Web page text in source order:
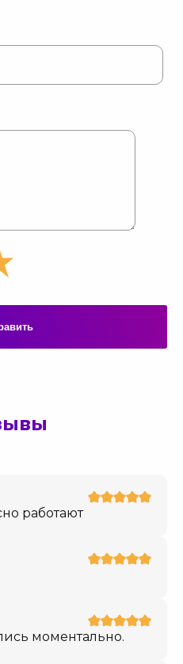
работают
моментально.